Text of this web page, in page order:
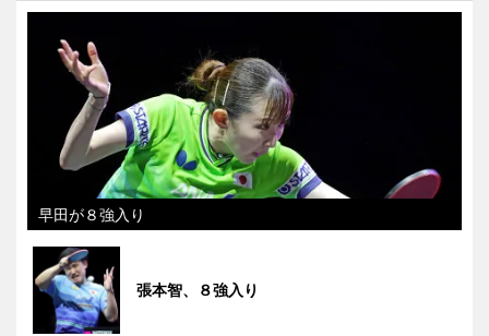
早田が８強入り
張本智、８強入り